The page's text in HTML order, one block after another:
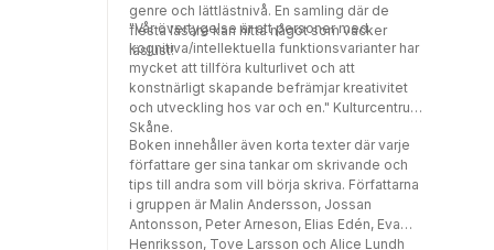
genre och lättlästnivå. En samling där de
flesta läsare kan hitta något som väcker
läslust!
"Vår övertygelse är att personer med
kognitiva/intellektuella funktionsvarianter har
mycket att tillföra kulturlivet och att
konstnärligt skapande befrämjar kreativitet
och utveckling hos var och en." Kulturcentrum
Skåne.
Boken innehåller även korta texter där varje
författare ger sina tankar om skrivande och
tips till andra som vill börja skriva. Författarna
i gruppen är Malin Andersson, Jossan
Antonsson, Peter Arneson, Elias Edén, Eva
Henriksson, Tove Larsson och Alice Lundh